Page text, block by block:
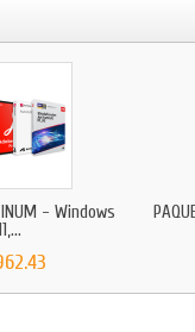
- Windows